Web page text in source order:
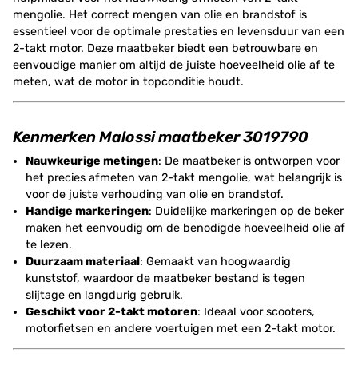
mengolie. Het correct mengen van olie en brandstof is
essentieel voor de optimale prestaties en levensduur van een
2-takt motor. Deze maatbeker biedt een betrouwbare en
eenvoudige manier om altijd de juiste hoeveelheid olie af te
meten, wat de motor in topconditie houdt.
Kenmerken Malossi maatbeker 3019790
Nauwkeurige metingen: De maatbeker is ontworpen voor
het precies afmeten van 2-takt mengolie, wat belangrijk is
voor de juiste verhouding van olie en brandstof.
Handige markeringen: Duidelijke markeringen op de beker
maken het eenvoudig om de benodigde hoeveelheid olie af
te lezen.
Duurzaam materiaal: Gemaakt van hoogwaardig
kunststof, waardoor de maatbeker bestand is tegen
slijtage en langdurig gebruik.
Geschikt voor 2-takt motoren: Ideaal voor scooters,
motorfietsen en andere voertuigen met een 2-takt motor.